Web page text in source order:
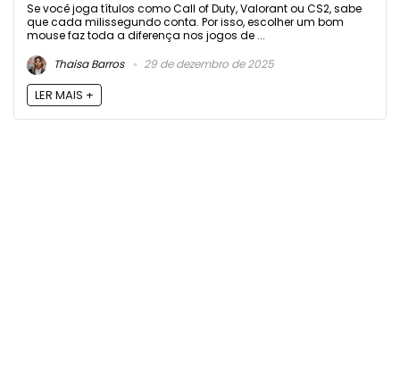
Se você joga títulos como Call of Duty, Valorant ou CS2, sabe
que cada milissegundo conta. Por isso, escolher um bom
mouse faz toda a diferença nos jogos de ...
Thaisa Barros
29 de dezembro de 2025
LER MAIS +